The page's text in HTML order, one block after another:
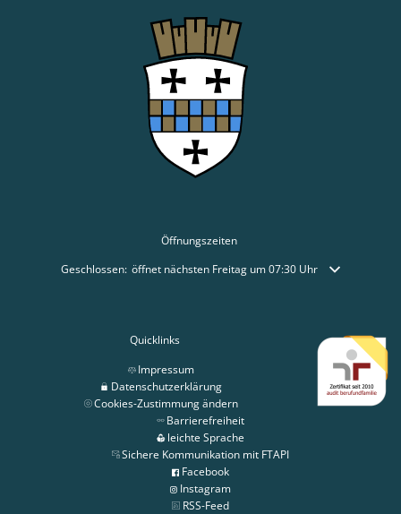
Öffnungszeiten
Klicken, um weitere Öffnungs- oder Schließzeiten auszublenden
Geschlossen: öffnet nächsten Freitag um 07:30 Uhr
Quicklinks
Impressum
Datenschutzerklärung
Cookies-Zustimmung ändern
Barrierefreiheit
leichte Sprache
Sichere Kommunikation mit FTAPI
Facebook
Instagram
RSS-Feed